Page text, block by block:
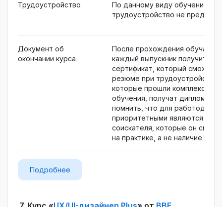
Трудоустройство
По данному виду обучения
трудоустройство не
Документ об
окончании курса
После прохождения
каждый выпускник получит
сертификат, который сможет
резюме при
которые прошли комплексный
обучения, получат дипломы.
помнить, что для
приоритетными являются
соискателя, которые он
на практике, а не наличие
Подробнее